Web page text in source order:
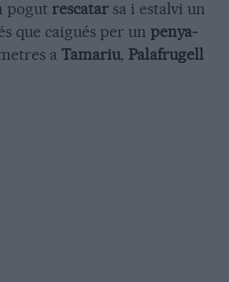
pogut rescatar sa i estalvi un
que caigués per un penya-
a Tamariu, Palafrugell